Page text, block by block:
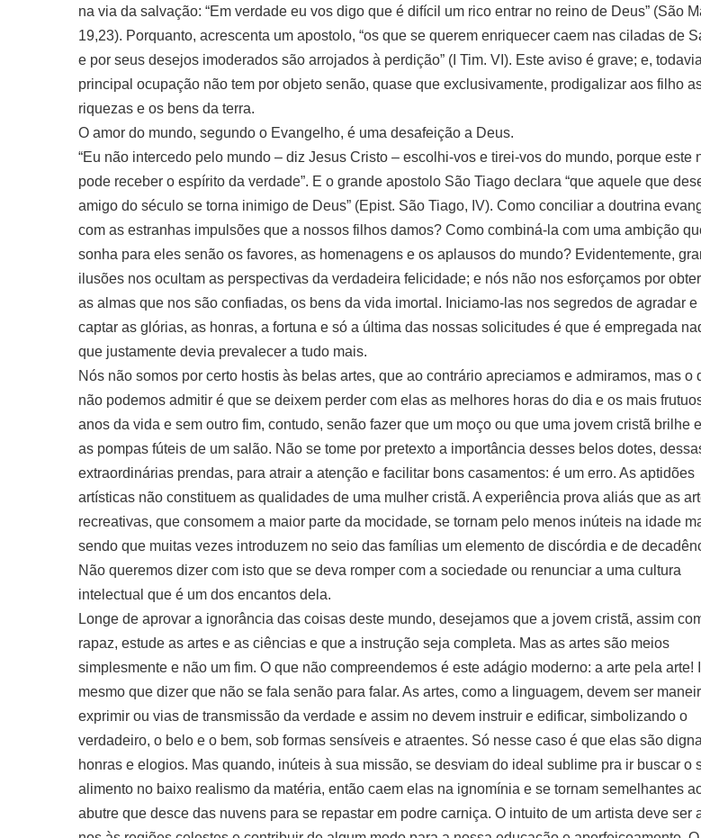
na via da salvação: “Em verdade eu vos digo que é difícil um rico entrar no reino de Deus” (São
19,23). Porquanto, acrescenta um apostolo, “os que se querem enriquecer caem nas ciladas de
e por seus desejos imoderados são arrojados à perdição” (I Tim. VI). Este aviso é grave; e,
principal ocupação não tem por objeto senão, quase que exclusivamente, prodigalizar aos filho
riquezas e os bens da terra.
O amor do mundo, segundo o Evangelho, é uma desafeição a Deus.
“Eu não intercedo pelo mundo – diz Jesus Cristo – escolhi-vos e tirei-vos do mundo, porque este
pode receber o espírito da verdade”. E o grande apostolo São Tiago declara “que aquele que
amigo do século se torna inimigo de Deus” (Epist. São Tiago, IV). Como conciliar a doutrina
com as estranhas impulsões que a nossos filhos damos? Como combiná-la com uma ambição
sonha para eles senão os favores, as homenagens e os aplausos do mundo? Evidentemente,
ilusões nos ocultam as perspectivas da verdadeira felicidade; e nós não nos esforçamos por
as almas que nos são confiadas, os bens da vida imortal. Iniciamo-las nos segredos de agradar e
captar as glórias, as honras, a fortuna e só a última das nossas solicitudes é que é empregada
que justamente devia prevalecer a tudo mais.
Nós não somos por certo hostis às belas artes, que ao contrário apreciamos e admiramos, mas o
não podemos admitir é que se deixem perder com elas as melhores horas do dia e os mais
anos da vida e sem outro fim, contudo, senão fazer que um moço ou que uma jovem cristã brilhe
as pompas fúteis de um salão. Não se tome por pretexto a importância desses belos dotes,
extraordinárias prendas, para atrair a atenção e facilitar bons casamentos: é um erro. As aptidões
artísticas não constituem as qualidades de uma mulher cristã. A experiência prova aliás que as
recreativas, que consomem a maior parte da mocidade, se tornam pelo menos inúteis na idade
sendo que muitas vezes introduzem no seio das famílias um elemento de discórdia e de
Não queremos dizer com isto que se deva romper com a sociedade ou renunciar a uma cultura
intelectual que é um dos encantos dela.
Longe de aprovar a ignorância das coisas deste mundo, desejamos que a jovem cristã, assim
rapaz, estude as artes e as ciências e que a instrução seja completa. Mas as artes são meios
simplesmente e não um fim. O que não compreendemos é este adágio moderno: a arte pela arte!
mesmo que dizer que não se fala senão para falar. As artes, como a linguagem, devem ser
exprimir ou vias de transmissão da verdade e assim no devem instruir e edificar, simbolizando o
verdadeiro, o belo e o bem, sob formas sensíveis e atraentes. Só nesse caso é que elas são
honras e elogios. Mas quando, inúteis à sua missão, se desviam do ideal sublime pra ir buscar o
alimento no baixo realismo da matéria, então caem elas na ignomínia e se tornam semelhantes
abutre que desce das nuvens para se repastar em podre carniça. O intuito de um artista deve ser